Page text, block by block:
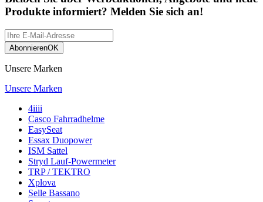
Produkte informiert? Melden Sie sich an!
AbonnierenOK
Unsere Marken
Unsere Marken
4iiii
Casco Fahrradhelme
EasySeat
Essax Duopower
ISM Sattel
Stryd Lauf-Powermeter
TRP / TEKTRO
Xplova
Selle Bassano